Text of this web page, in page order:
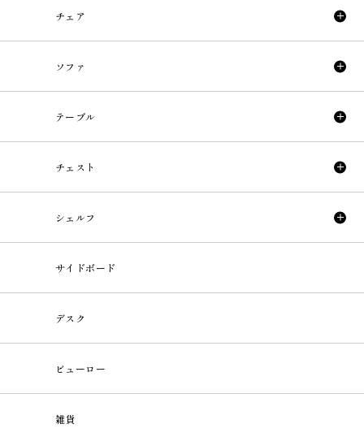
チェア
ソファ
テーブル
チェスト
シェルフ
サイドボード
デスク
ビューロー
雑貨